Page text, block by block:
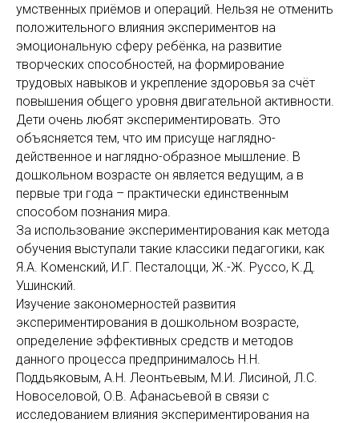
умственных приёмов и операций. Нельзя не отменить
положительного влияния экспериментов на
эмоциональную сферу ребёнка, на развитие
творческих способностей, на формирование
трудовых навыков и укрепление здоровья за счёт
повышения общего уровня двигательной активности.
Дети очень любят экспериментировать. Это
объясняется тем, что им присуще наглядно-
действенное и наглядно-образное мышление. В
дошкольном возрасте он является ведущим, а в
первые три года – практически единственным
способом познания мира.
За использование экспериментирования как метода
обучения выступали такие классики педагогики, как
Я.А. Коменский, И.Г. Песталоцци, Ж.-Ж. Руссо, К.Д.
Ушинский.
Изучение закономерностей развития
экспериментирования в дошкольном возрасте,
определение эффективных средств и методов
данного процесса предпринималось Н.Н.
Поддьяковым, А.Н. Леонтьевым, М.И. Лисиной, Л.С.
Новоселовой, О.В. Афанасьевой в связи с
исследованием влияния экспериментирования на